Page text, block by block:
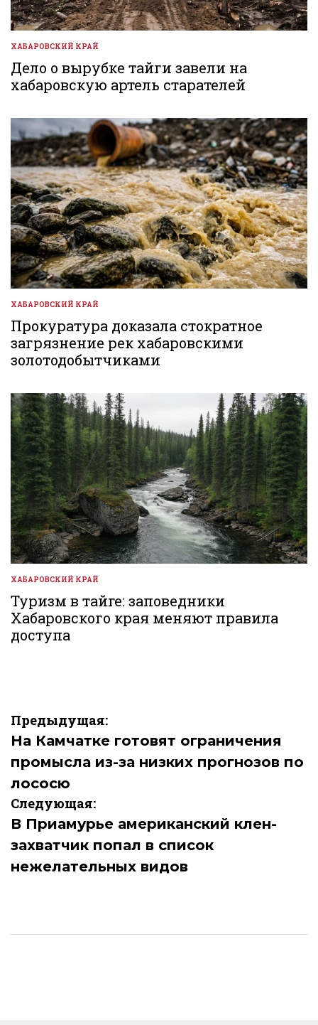
ОПУБЛИКОВАНО
В
ХАБАРОВСКИЙ КРАЙ
Дело о вырубке тайги завели на
хабаровскую артель старателей
ОПУБЛИКОВАНО
В
ХАБАРОВСКИЙ КРАЙ
Прокуратура доказала стократное
загрязнение рек хабаровскими
золотодобытчиками
ОПУБЛИКОВАНО
В
ХАБАРОВСКИЙ КРАЙ
Туризм в тайге: заповедники
Хабаровского края меняют правила
доступа
Навигация
по
записям
Предыдущая:
На Камчатке готовят ограничения
промысла из-за низких прогнозов по
лососю
Следующая:
В Приамурье американский клен-
захватчик попал в список
нежелательных видов